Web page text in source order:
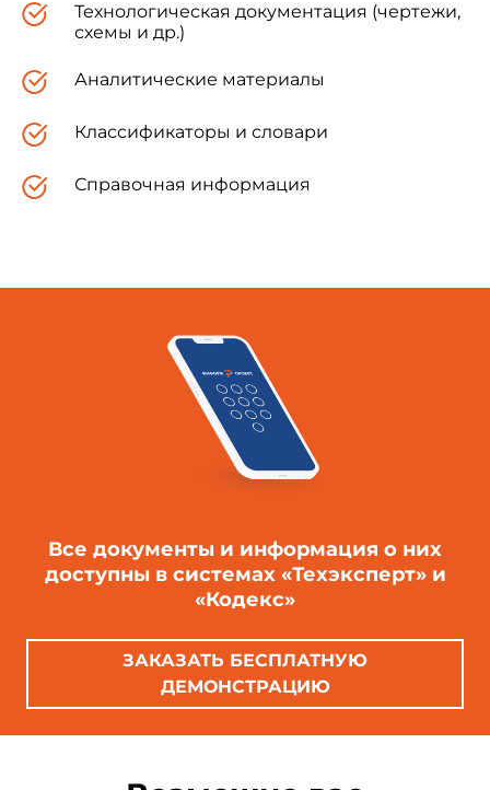
Технологическая документация (чертежи,
схемы и др.)
Аналитические материалы
Классификаторы и словари
Справочная информация
Все документы и информация о них
доступны в системах «Техэксперт» и
«Кодекс»
ЗАКАЗАТЬ БЕСПЛАТНУЮ
ДЕМОНСТРАЦИЮ